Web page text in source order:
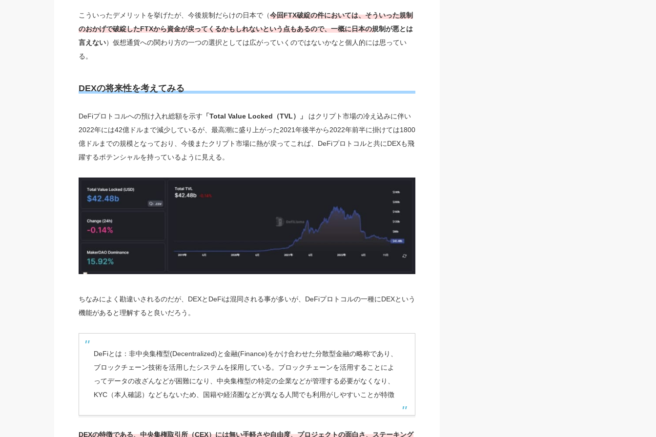
こういったデメリットを挙げたが、今後規制だらけの日本で（今回FTX破綻の件においては、そういった規制
のおかげで破綻したFTXから資金が戻ってくるかもしれないという点もあるので、一概に日本の規制が悪とは
言えない）仮想通貨への関わり方の一つの選択としては広がっていくのではないかなと個人的には思ってい
る。
DEXの将来性を考えてみる
DeFiプロトコルへの預け入れ総額を示す 「Total Value Locked（TVL）」
はクリプト市場の冷え込みに伴い
2022年には42億ドルまで減少しているが、最高潮に盛り上がった2021年後半から2022年前半に掛けては1800
億ドルまでの規模となっており、今後またクリプト市場に熱が戻ってこれば、DeFiプロトコルと共にDEXも飛
躍するポテンシャルを持っているように見える。
ちなみによく勘違いされるのだが、DEXとDeFiは混同される事が多いが、DeFiプロトコルの一種にDEXという
機能があると理解すると良いだろう。
DeFiとは：非中央集権型(Decentralized)と金融(Finance)をかけ合わせた分散型金融の略称であり、
ブロックチェーン技術を活用したシステムを採用している。ブロックチェーンを活用することによ
ってデータの改ざんなどが困難になり、中央集権型の特定の企業などが管理する必要がなくなり、
KYC（本人確認）などもないため、国籍や経済圏などが異なる人間でも利用がしやすいことが特徴
DEXの特徴である、中央集権取引所（CEX）には無い手軽さや自由度、プロジェクトの面白さ、ステーキング